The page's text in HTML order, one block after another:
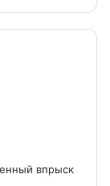
впрыск